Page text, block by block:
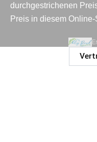
durchgestrichenen
Preis in diesem Online-